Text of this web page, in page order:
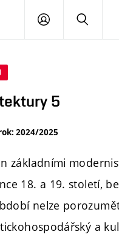
PŘIHLÁSIT
5
2024/2025
základními
18. a 19. století,
nelze
a